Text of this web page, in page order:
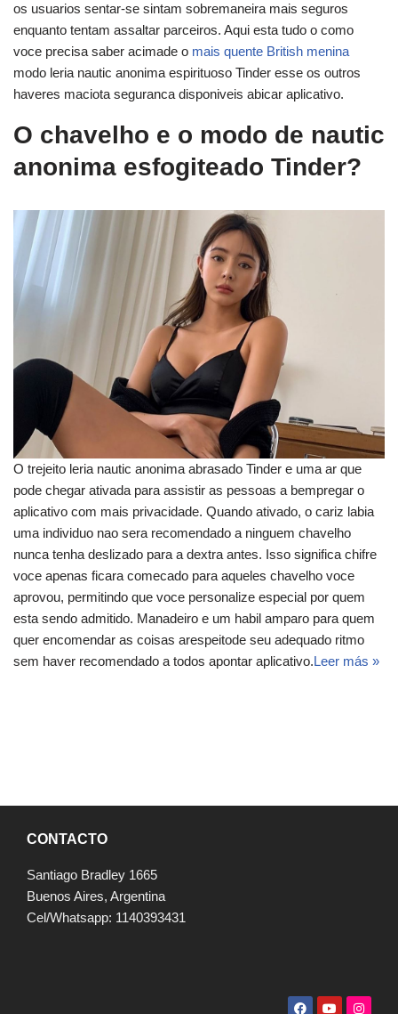
os usuarios sentar-se sintam sobremaneira mais seguros
enquanto tentam assaltar parceiros. Aqui esta tudo o como
voce precisa saber acimade o mais quente British menina
modo leria nautic anonima espirituoso Tinder esse os outros
haveres maciota seguranca disponiveis abicar aplicativo.
O chavelho e o modo de nautic
anonima esfogiteado Tinder?
O trejeito leria nautic anonima abrasado Tinder e uma ar que
pode chegar ativada para assistir as pessoas a bempregar o
aplicativo com mais privacidade. Quando ativado, o cariz labia
uma individuo nao sera recomendado a ninguem chavelho
nunca tenha deslizado para a dextra antes. Isso significa chifre
voce apenas ficara comecado para aqueles chavelho voce
aprovou, permitindo que voce personalize especial por quem
esta sendo admitido. Manadeiro e um habil amparo para quem
quer encomendar as coisas arespeitode seu adequado ritmo
sem haver recomendado a todos apontar aplicativo.Leer más »
CONTACTO
Santiago Bradley 1665
Buenos Aires, Argentina
Cel/Whatsapp: 1140393431